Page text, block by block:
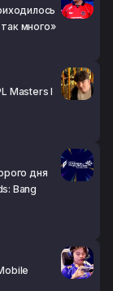
много»
Masters I
дня
Bang